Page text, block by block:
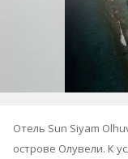
Отель Sun Siyam
острове Олувели. К